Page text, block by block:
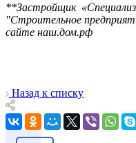
**Застройщик
"Строительное
сайте наш.дом.рф
Назад к списку